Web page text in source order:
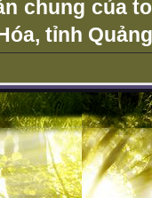
chung của
tỉnh